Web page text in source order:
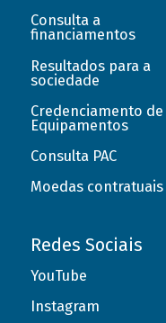
Consulta a
financiamentos
Resultados para a
sociedade
Credenciamento de
Equipamentos
Consulta PAC
Moedas contratuais
Redes Sociais
YouTube
Instagram